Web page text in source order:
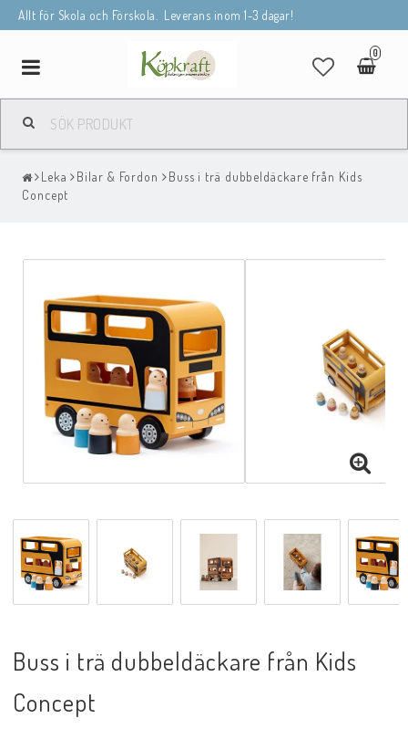
Allt för Skola och Förskola. Leverans inom 1-3 dagar!
0
Toggle
navigation
Leka Bilar & Fordon
Buss i trä dubbeldäckare från Kids
Concept
Buss i trä dubbeldäckare från Kids
Concept